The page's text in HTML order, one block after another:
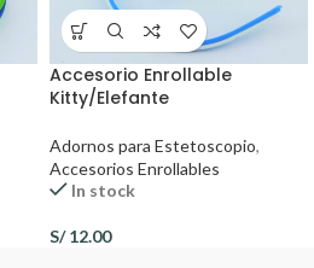
Accesorio Enrollable
Kitty/Elefante
Adornos para Estetoscopio,
Accesorios Enrollables
In stock
S/12.00